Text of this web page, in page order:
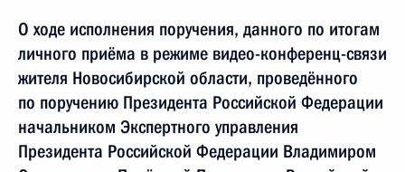
О ходе исполнения поручения, данного по итогам
личного приёма в режиме видео-конференц-связи
жителя Новосибирской области, проведённого
по поручению Президента Российской Федерации
начальником Экспертного управления
Президента Российской Федерации Владимиром